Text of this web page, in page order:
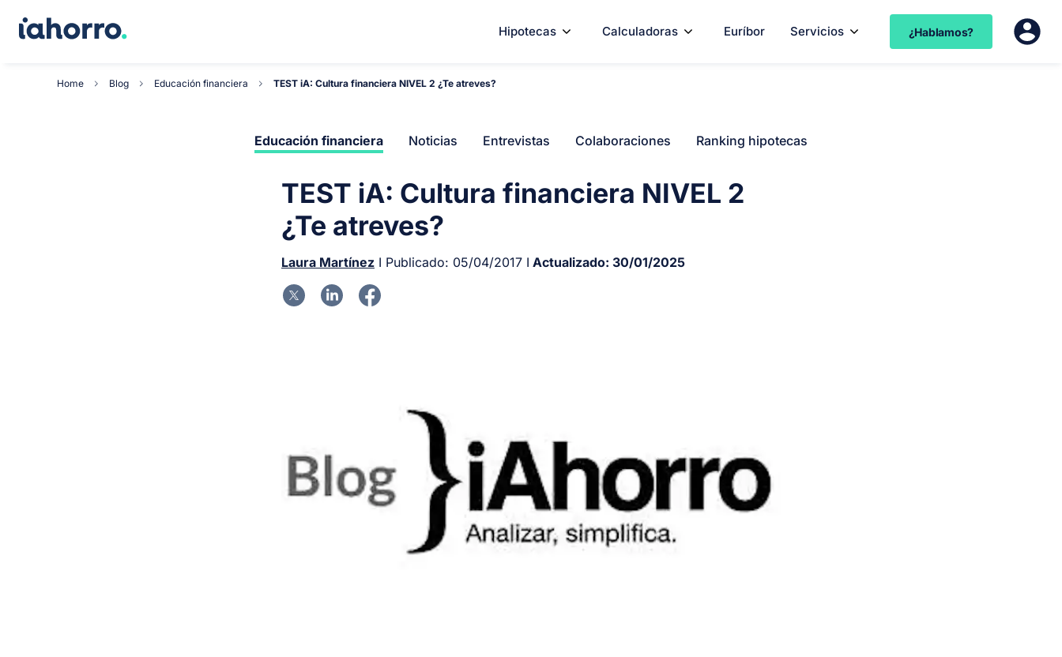
Hipotecas Calculadoras Euríbor Servicios ¿Hablamos?
Home Blog Educación financiera TEST iA: Cultura financiera NIVEL 2 ¿Te atreves?
Educación financiera Noticias Entrevistas Colaboraciones Ranking hipotecas
TEST iA: Cultura financiera NIVEL 2
¿Te atreves?
Laura Martínez I Publicado: 05/04/2017 I Actualizado: 30/01/2025